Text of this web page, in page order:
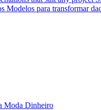
Modelos para transformar
Moda Dinheiro